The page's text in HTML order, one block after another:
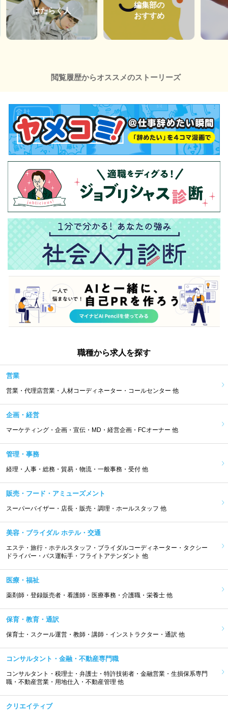
はたらく人
編集部の
おすすめ
閲覧履歴からオススメのストーリーズ
職種から求人を探す
営業
営業・代理店営業・人材コーディネーター・コールセンター 他
企画・経営
マーケティング・企画・宣伝・MD・経営企画・FCオーナー 他
管理・事務
経理・人事・総務・貿易・物流・一般事務・受付 他
販売・フード・アミューズメント
スーパーバイザー・店長・販売・調理・ホールスタッフ 他
美容・ブライダル ホテル・交通
エステ・旅行・ホテルスタッフ・ブライダルコーディネーター・タクシー
ドライバー・バス運転手・フライトアテンダント 他
医療・福祉
薬剤師・登録販売者・看護師・医療事務・介護職・栄養士 他
保育・教育・通訳
保育士・スクール運営・教師・講師・インストラクター・通訳 他
コンサルタント・金融・不動産専門職
コンサルタント・税理士・弁護士・特許技術者・金融営業・生損保系専門
職・不動産営業・用地仕入・不動産管理 他
クリエイティブ